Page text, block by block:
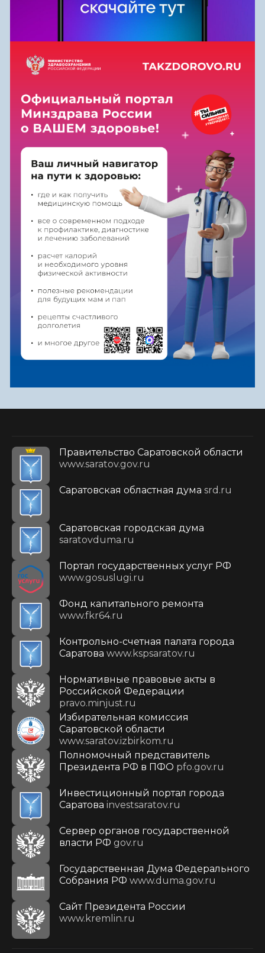
Правительство Саратовской области
www.saratov.gov.ru
Саратовская областная дума srd.ru
Саратовская городская дума
saratovduma.ru
Портал государственных услуг РФ
www.gosuslugi.ru
Фонд капитального ремонта
www.fkr64.ru
Контрольно-счетная палата города
Саратова www.kspsaratov.ru
Нормативные правовые акты в
Российской Федерации
pravo.minjust.ru
Избирательная комиссия
Саратовской области
www.saratov.izbirkom.ru
Полномочный представитель
Президента РФ в ПФО pfo.gov.ru
Инвестиционный портал города
Саратова investsaratov.ru
Сервер органов государственной
власти РФ gov.ru
Государственная Дума Федерального
Собрания РФ www.duma.gov.ru
Cайт Президента России
www.kremlin.ru